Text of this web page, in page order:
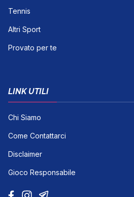
Tennis
Altri Sport
Provato per te
LINK UTILI
Chi Siamo
Come Contattarci
Disclaimer
Gioco Responsabile